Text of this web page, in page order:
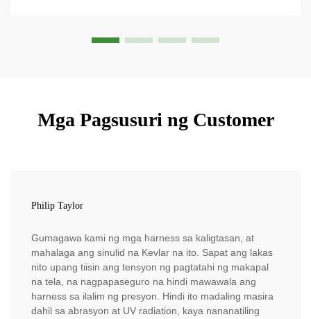
Mga Pagsusuri ng Customer
Philip Taylor
Gumagawa kami ng mga harness sa kaligtasan, at
mahalaga ang sinulid na Kevlar na ito. Sapat ang lakas
nito upang tiisin ang tensyon ng pagtatahi ng makapal
na tela, na nagpapaseguro na hindi mawawala ang
harness sa ilalim ng presyon. Hindi ito madaling masira
dahil sa abrasyon at UV radiation, kaya nananatiling